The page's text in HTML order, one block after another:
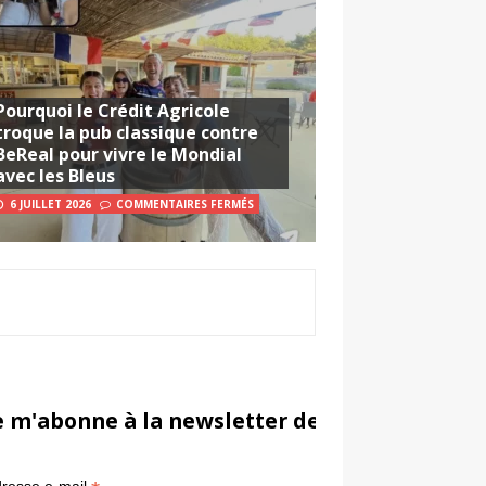
le Crédit Agricole
la pub classique contre
pour vivre le Mondial
les Bleus
6 JUILLET 2026 COMMENTAIRES FERMÉS
m'abonne à la newsletter de